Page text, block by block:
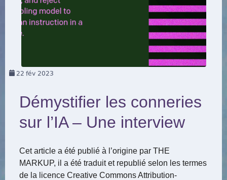
22 fév 2023
Démystifier les conneries
sur l’IA – Une interview
Cet article a été publié à l’origine par THE
MARKUP, il a été traduit et republié selon les termes
de la licence Creative Commons Attribution-